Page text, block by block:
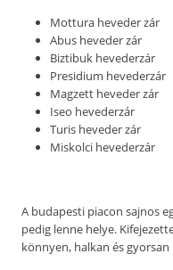
Mottura heveder zár
Abus heveder zár
Biztibuk hevederzár
Presidium hevederzár
Magzett heveder zár
Iseo hevederzár
Turis heveder zár
Miskolci hevederzár
A budapesti piacon sajnos
pedig lenne helye.
könnyen, halkan és